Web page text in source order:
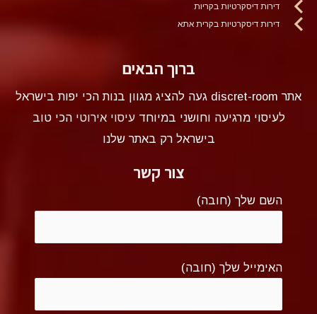
דירות דיסקרטיות בקריות
דירות דיסקרטיות בקרית אתא
ברוך הבאים
אתר discret-room געה להציג מגוון בנות הכי יפות בישראל
לעיסוי מרגיעה וחושני במיוחדעיסוי אירוטי הכי טוב
בישראל רק באתר שלנו
צור קשר
השם שלך (חובה)
האימייל שלך (חובה)